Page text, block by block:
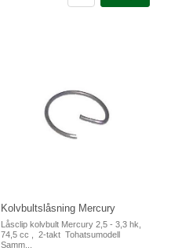
Kolvbultslåsning Mercury
Låsclip kolvbult Mercury 2,5 - 3,3 hk,
74,5 cc , 2-takt Tohatsumodell
Samm...